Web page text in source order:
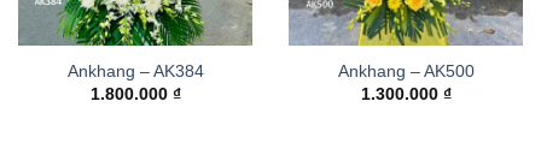
Ankhang – AK384
1.800.000 ₫
Ankhang – AK500
1.300.000 ₫